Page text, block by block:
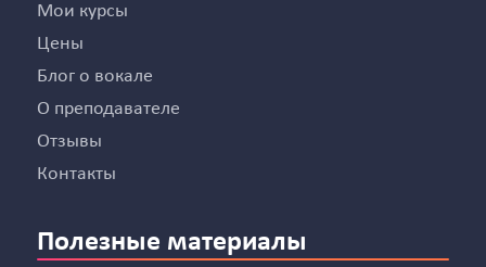
Мои курсы
Цены
Блог о вокале
О преподавателе
Отзывы
Контакты
Полезные материалы